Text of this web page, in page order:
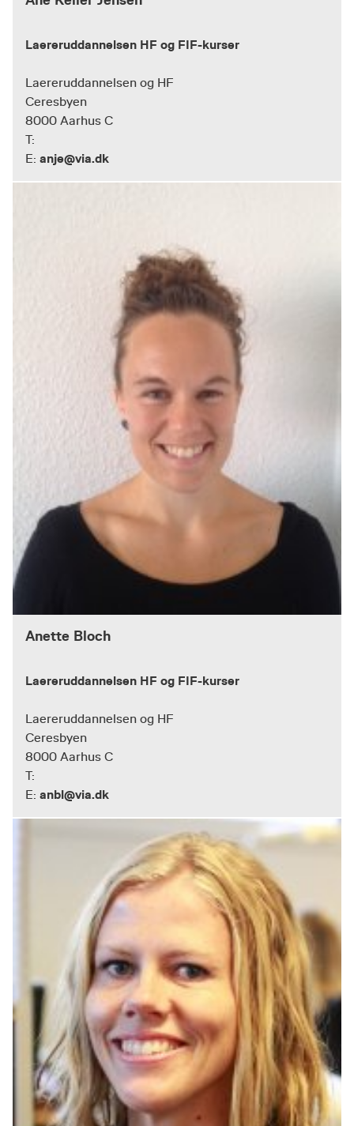
Laereruddannelsen HF og FIF-kurser
Laereruddannelsen og HF
Ceresbyen
8000 Aarhus C
T:
E: anje@via.dk
Anette Bloch
Laereruddannelsen HF og FIF-kurser
Laereruddannelsen og HF
Ceresbyen
8000 Aarhus C
T:
E: anbl@via.dk